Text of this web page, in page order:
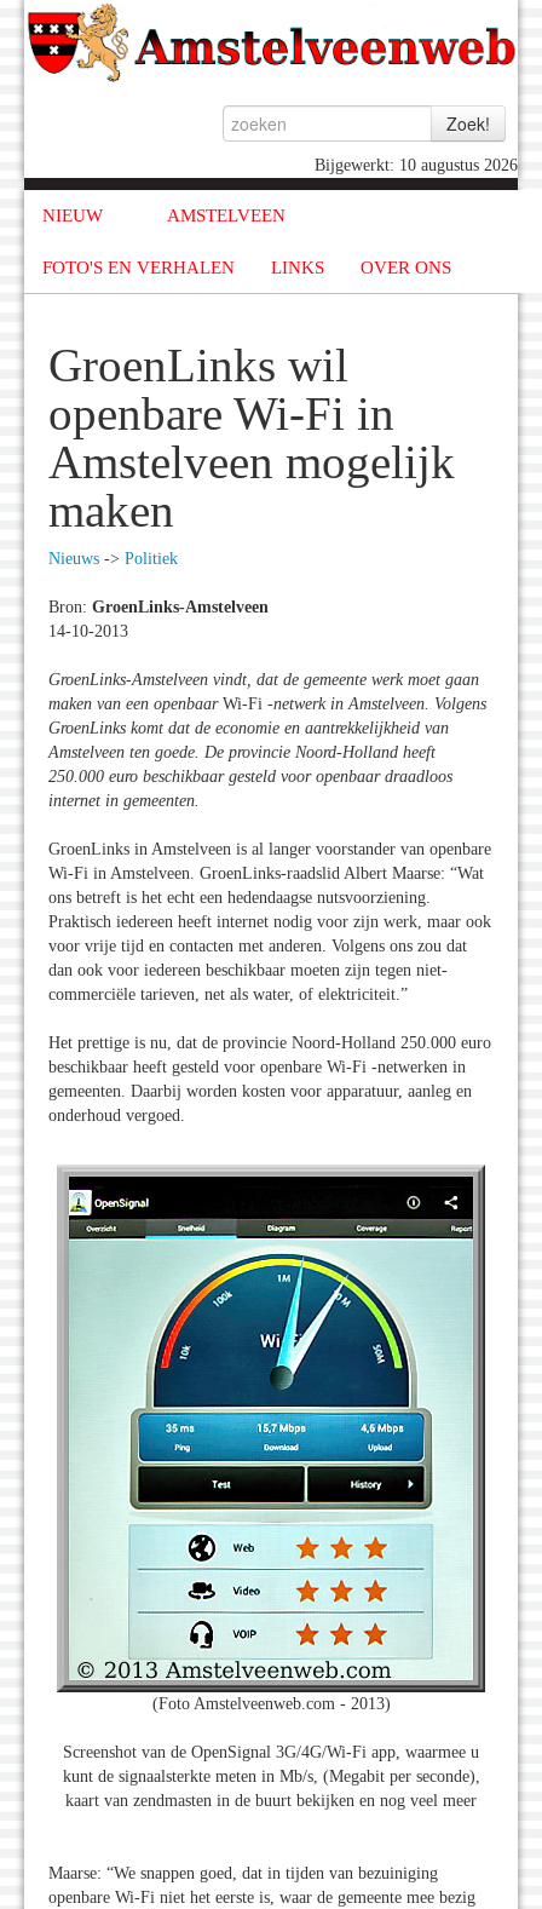
Bijgewerkt: 10 augustus 2026
NIEUW AMSTELVEEN
FOTO'S EN VERHALEN LINKS OVER ONS
GroenLinks wil
openbare Wi-Fi in
Amstelveen mogelijk
maken
Nieuws -> Politiek
Bron: GroenLinks-Amstelveen
14-10-2013
GroenLinks-Amstelveen vindt, dat de gemeente werk moet gaan
maken van een openbaar Wi-Fi -netwerk in Amstelveen. Volgens
GroenLinks komt dat de economie en aantrekkelijkheid van
Amstelveen ten goede. De provincie Noord-Holland heeft
250.000 euro beschikbaar gesteld voor openbaar draadloos
internet in gemeenten.
GroenLinks in Amstelveen is al langer voorstander van openbare
Wi-Fi in Amstelveen. GroenLinks-raadslid Albert Maarse: “Wat
ons betreft is het echt een hedendaagse nutsvoorziening.
Praktisch iedereen heeft internet nodig voor zijn werk, maar ook
voor vrije tijd en contacten met anderen. Volgens ons zou dat
dan ook voor iedereen beschikbaar moeten zijn tegen niet-
commerciële tarieven, net als water, of elektriciteit.”
Het prettige is nu, dat de provincie Noord-Holland 250.000 euro
beschikbaar heeft gesteld voor openbare Wi-Fi -netwerken in
gemeenten. Daarbij worden kosten voor apparatuur, aanleg en
onderhoud vergoed.
(Foto Amstelveenweb.com - 2013)
Screenshot van de OpenSignal 3G/4G/Wi-Fi app, waarmee u
kunt de signaalsterkte meten in Mb/s, (Megabit per seconde),
kaart van zendmasten in de buurt bekijken en nog veel meer
Maarse: “We snappen goed, dat in tijden van bezuiniging
openbare Wi-Fi niet het eerste is, waar de gemeente mee bezig